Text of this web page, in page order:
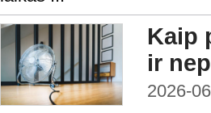
Kaip
ir
2026-